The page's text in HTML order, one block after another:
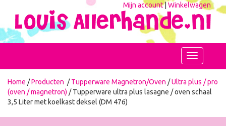
Mijn account|Winkelwagen
Toggle
navigation
Home /Producten /Tupperware Magnetron/Oven /Ultra plus / pro
(oven / magnetron) / Tupperware ultra plus lasagne / oven schaal
3,5 Liter met koelkast deksel (DM 476)